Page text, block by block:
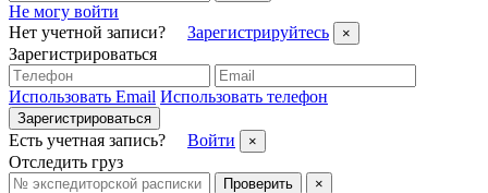
Не могу войти
Нет учетной записи?
Зарегистрируйтесь ×
Зарегистрироваться
Использовать Email Использовать телефон
Зарегистрироваться
Есть учетная запись? Войти ×
Отследить груз
Проверить ×